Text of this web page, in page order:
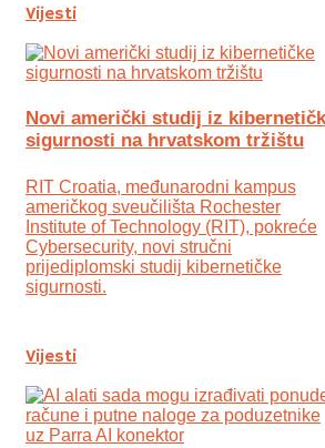
Vijesti
Novi američki studij iz
sigurnosti na hrvatskom tržištu
RIT Croatia, međunarodni kampus
američkog sveučilišta Rochester
Institute of Technology (RIT), pokreće
Cybersecurity, novi stručni
prijediplomski studij kibernetičke
sigurnosti.
Vijesti